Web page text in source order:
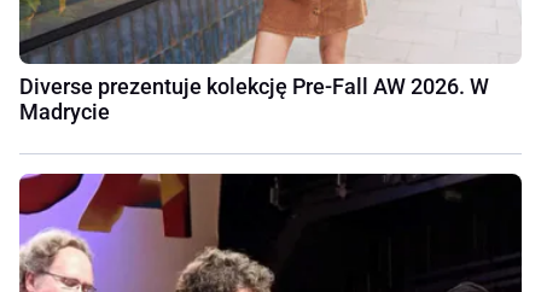
Diverse prezentuje kolekcję Pre-Fall AW 2026. W
Madrycie